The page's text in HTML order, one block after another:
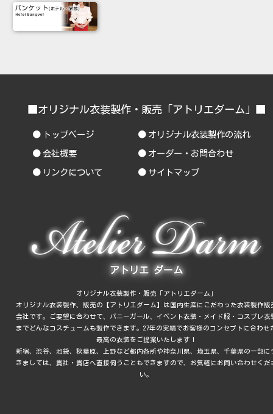
■オリジナル衣装製作・販売「アトリエダーム」
トップページ オリジナル衣装製作の流れ
会社概要 オーダー・お問合わせ
リンクについて サイトマップ
アトリエ ダーム
オリジナル衣装製作・販売「アトリエダーム」
オリジナル衣装製作、販売の【アトリエダーム】は国内生産にこだわった衣装製作販
会社です。ご要望に合わせて、バニーガール、イベント衣装・メイド服・コスプレ衣
までどんなコスチュームも製作できます。27年の実績でお客様のコンセプトに合わせ
最高の衣装をご提案いたします！
新宿、渋谷、池袋、秋葉原、上野 など都内各所や神奈川県、埼玉県、千葉県 の一部に
きましては、貴社・貴店へ直接伺うこともできますので、お気軽にお問い合わせくだ
い。